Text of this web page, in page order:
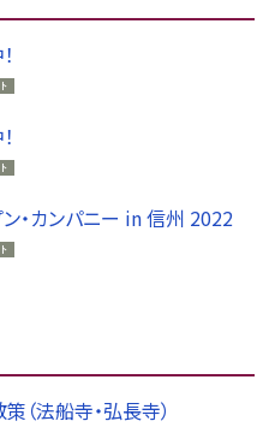
・カンパニー in 信州 2022
（法船寺・弘長寺）